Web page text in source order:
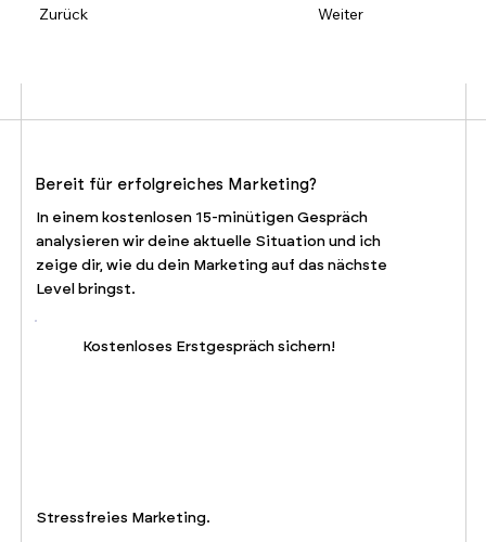
Zurück Weiter
Bereit für erfolgreiches Marketing?
In einem kostenlosen 15-minütigen Gespräch
analysieren wir deine aktuelle Situation und ich
zeige dir, wie du dein Marketing auf das nächste
Level bringst.
Kostenloses Erstgespräch sichern!
Stressfreies Marketing.